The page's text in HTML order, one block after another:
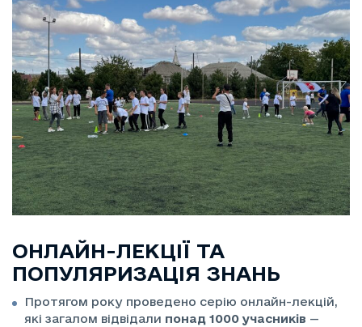
ОНЛАЙН-ЛЕКЦІЇ ТА
ПОПУЛЯРИЗАЦІЯ ЗНАНЬ
Протягом року проведено серію онлайн-лекцій,
які загалом відвідали понад 1000 учасників —